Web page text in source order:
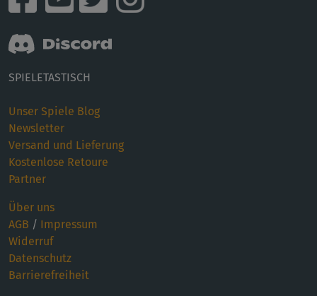
SPIELETASTISCH
Unser Spiele Blog
Newsletter
Versand und Lieferung
Kostenlose Retoure
Partner
Über uns
AGB / Impressum
Widerruf
Datenschutz
Barrierefreiheit